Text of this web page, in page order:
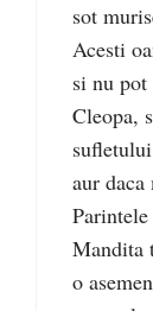
sot
Acesti
si nu
Cleopa,
aur
Mandita
o